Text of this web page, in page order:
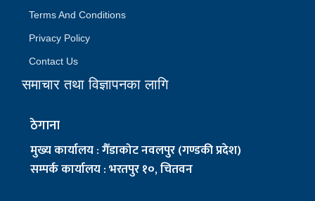
Terms And Conditions
Privacy Policy
Contact Us
समाचार तथा विज्ञापनका लागि
ठेगाना
मुख्य कार्यालय : गैँडाकोट नवलपुर (गण्डकी प्रदेश)
सम्पर्क कार्यालय : भरतपुर १०, चितवन